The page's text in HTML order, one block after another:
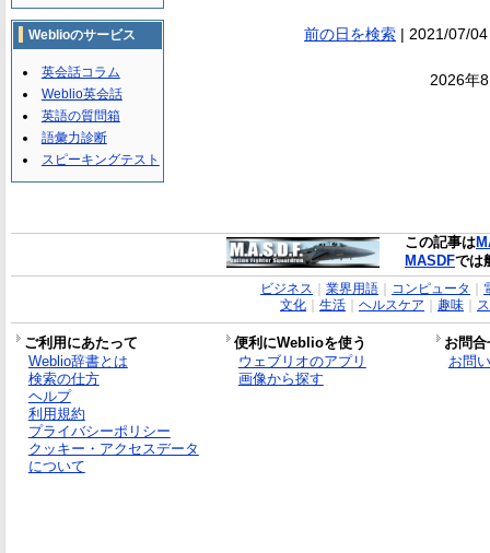
前の日を検索| 2021/07/
2026年
Weblioのサービス
英会話コラム
Weblio英会話
英語の質問箱
語彙力診断
スピーキングテスト
この記事は
MASDFでは
ビジネス 業界用語｜ コンピュータ
文化｜ 生活｜ ヘルスケア 趣味｜
ご利用にあたって 便利にWeblioを使う
お問
Weblio辞書とは
検索の仕方
ヘルプ
利用規約
プライバシーポリシー
クッキー・アクセスデータ
について
ウェブリオのアプリ
画像から探す
お問